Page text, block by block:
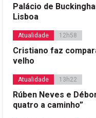
Palácio de
Lisboa
Atualidade 12h58
Cristiano faz
velho
Atualidade 13h22
Rúben Neves e
quatro a caminho”